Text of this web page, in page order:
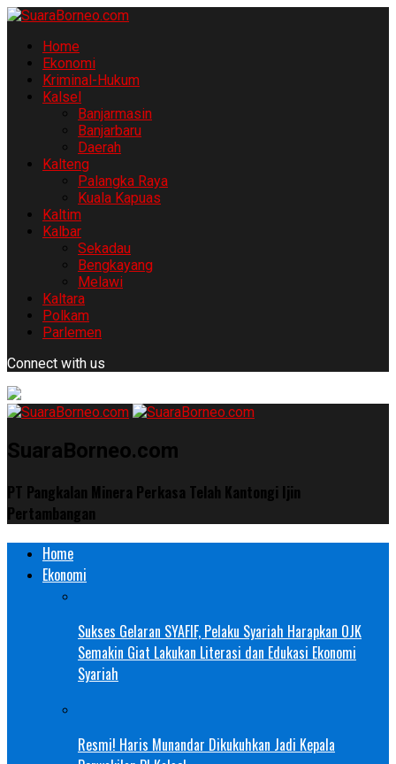
Home
Ekonomi
Kriminal-Hukum
Kalsel
Banjarmasin
Banjarbaru
Daerah
Kalteng
Palangka Raya
Kuala Kapuas
Kaltim
Kalbar
Sekadau
Bengkayang
Melawi
Kaltara
Polkam
Parlemen
Connect with us
SuaraBorneo.com
PT Pangkalan Minera Perkasa Telah Kantongi Ijin
Pertambangan
Home
Ekonomi
Sukses Gelaran SYAFIF, Pelaku Syariah Harapkan OJK
Semakin Giat Lakukan Literasi dan Edukasi Ekonomi
Syariah
Resmi! Haris Munandar Dikukuhkan Jadi Kepala